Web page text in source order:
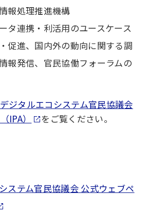
報処理推進機構
タ連携・利活用のユースケース
促進、国内外の動向に関する調
報発信、官民協働フォーラムの
デジタルエコシステム官民協議会
IPA）
をご覧ください。
ステム官民協議会 公式ウェブペ